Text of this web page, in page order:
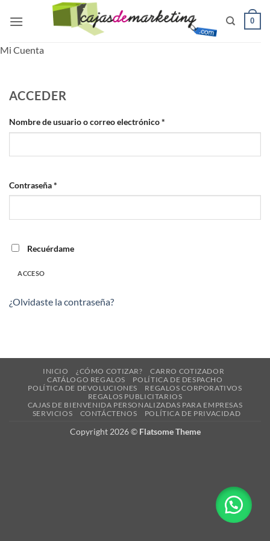
0
Mi Cuenta
ACCEDER
Nombre de usuario o correo electrónico*
Contraseña*
Recuérdame
ACCESO
¿Olvidaste la contraseña?
INICIO ¿CÓMO COTIZAR?
CARRO COTIZADOR
CATÁLOGO REGALOS
POLÍTICA DE DESPACHO
POLÍTICA DE DEVOLUCIONES
REGALOS CORPORATIVOS
REGALOS PUBLICITARIOS
CAJAS DE BIENVENIDA PERSONALIZADAS PARA EMPRESAS
SERVICIOS
CONTÁCTENOS POLÍTICA DE PRIVACIDAD
Copyright 2026 © Flatsome Theme